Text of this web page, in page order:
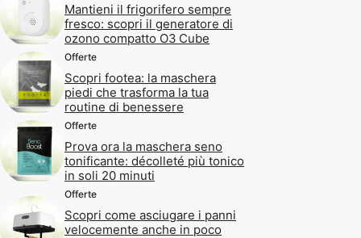
Mantieni il frigorifero sempre
fresco: scopri il generatore di
ozono compatto O3 Cube
Offerte
Scopri footea: la maschera
piedi che trasforma la tua
routine di benessere
Offerte
Prova ora la maschera seno
tonificante: décolleté più tonico
in soli 20 minuti
Offerte
Scopri come asciugare i panni
velocemente anche in poco